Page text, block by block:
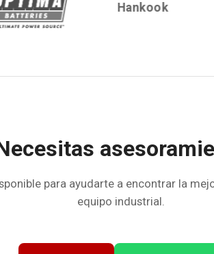
Hankook
para ayudarte a encontrar la
equipo industrial.